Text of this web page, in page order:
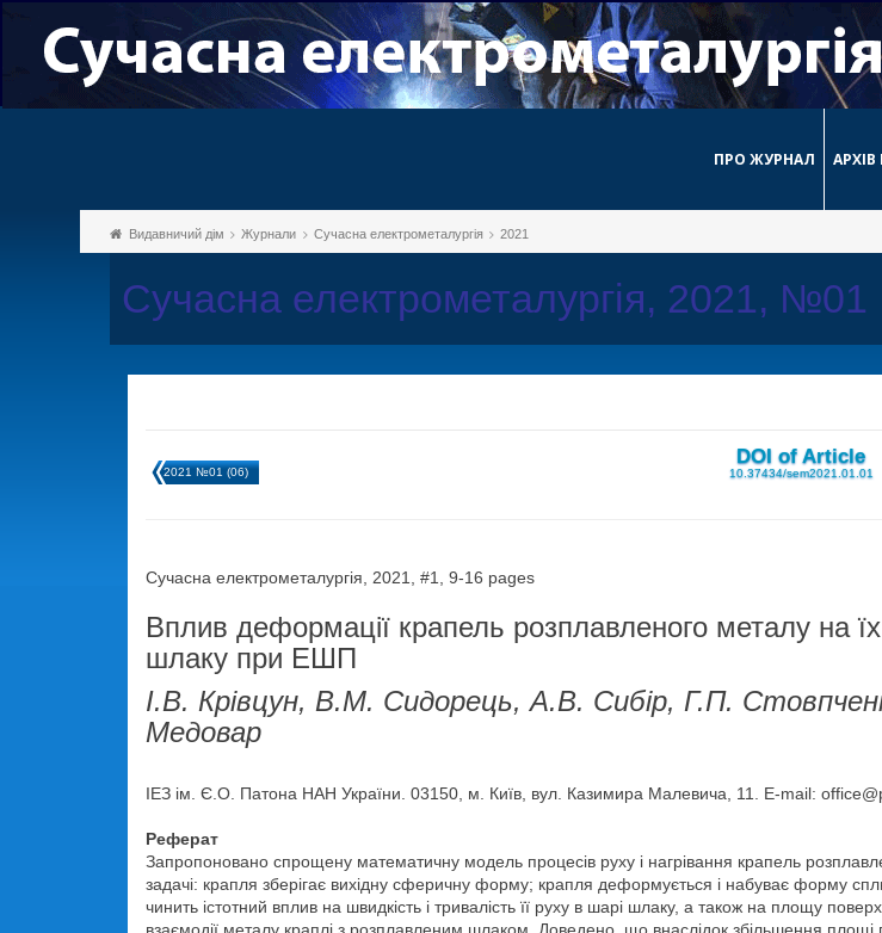
ПРО ЖУРНАЛ АРХІВ
Видавничий дім Журнали Сучасна електрометалургія 2021
Сучасна електрометалургія, 2021, №01
2021 №01 (06)
DOI of Article
10.37434/sem2021.01.01
Сучасна електрометалургія, 2021, #1, 9-16 pages
Вплив деформації крапель розплавленого металу на
шлаку при ЕШП
І.В. Крівцун, В.М. Сидорець, А.В. Сибір, Г.П.
Медовар
ІЕЗ ім. Є.О. Патона НАН України. 03150, м. Київ, вул. Казимира Малевича, 11. E-mail:
Реферат
Запропоновано спрощену математичну модель процесів руху і нагрівання крапель
задачі: крапля зберігає вихідну сферичну форму; крапля деформується і набуває форму
чинить істотний вплив на швидкість і тривалість її руху в шарі шлаку, а також на площу